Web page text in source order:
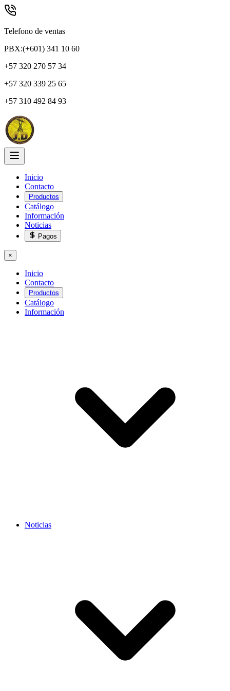
Telefono de ventas
PBX:(+601) 341 10 60
+57 320 270 57 34
+57 320 339 25 65
+57 310 492 84 93
Inicio
Contacto
Productos
Catálogo
Información
Noticias
Pagos
×
Inicio
Contacto
Productos
Catálogo
Información
Noticias